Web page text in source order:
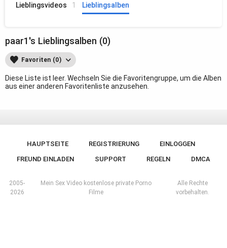
Lieblingsvideos 1 Lieblingsalben
paar1's Lieblingsalben (0)
Favoriten (0)
Diese Liste ist leer. Wechseln Sie die Favoritengruppe, um die Alben
aus einer anderen Favoritenliste anzusehen.
HAUPTSEITE REGISTRIERUNG
EINLOGGEN
FREUND EINLADEN
SUPPORT REGELN DMCA
2005-
2026
Mein Sex Video kostenlose private Porno
Filme
Alle Rechte
vorbehalten.